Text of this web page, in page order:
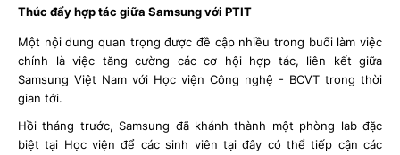
Thúc đẩy hợp tác giữa Samsung với PTIT
Một nội dung quan trọng được đề cập nhiều trong buổi làm việc
chính là việc tăng cường các cơ hội hợp tác, liên kết giữa
Samsung Việt Nam với Học viện Công nghệ - BCVT trong thời
gian tới.
Hồi tháng trước, Samsung đã khánh thành một phòng lab đặc
biệt tại Học viện để các sinh viên tại đây có thể tiếp cận các